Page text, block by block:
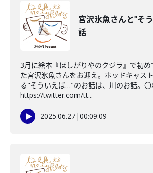
宮沢氷魚さんと"そ
話
3月に絵本『ほしがりやのクジラ』で初
た宮沢氷魚さんをお迎え。ポッドキャス
る"そういえば…"のお話は、川のお話。〇
https://twitter.com/tt...
2025.06.27|00:09:09